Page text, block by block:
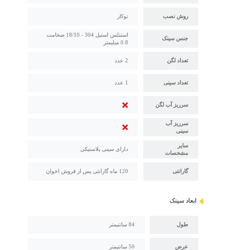
روش نصب توکار
جنس سینک
استنلس استیل 304 - 18/10 ضخامت
0.8 میلیمتر
تعداد لگن 2 عدد
تعداد سینی 1 عدد
سرریز آب لگن
سرریز آب
سینی
سایر
مشخصات
دارای سینی پلاستیکی
گارانتی 120 ماه گارانتی پس از فروش اخوان
ابعاد سینک
طول 84 سانتیمتر
عرض 50 سانتیمتر